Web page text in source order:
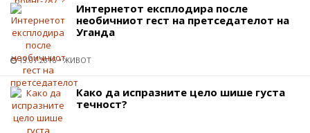
Интернетот експлодира после
необичниот гест на претседателот на
Уганда
13.07.2016 ЖИВОТ
Како да испразните цело шише густа
течност?